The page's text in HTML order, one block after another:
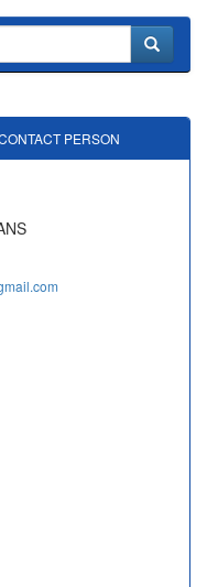
PERSON